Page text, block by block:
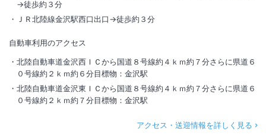
→徒歩約３分
ＪＲ北陸線金沢駅西口出口→徒歩約３分
自動車利用のアクセス
北陸自動車道金沢西ＩＣから国道８号線約４ｋｍ約７分さらに県道６
０号線約２ｋｍ約６分目標物：金沢駅
北陸自動車道金沢東ＩＣから国道８号線約４ｋｍ約７分さらに県道６
０号線約２ｋｍ約７分目標物：金沢駅
アクセス・送迎情報を詳しく見る